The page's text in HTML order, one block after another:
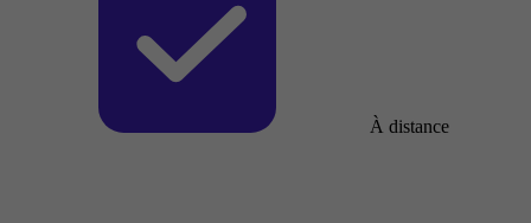
À distance